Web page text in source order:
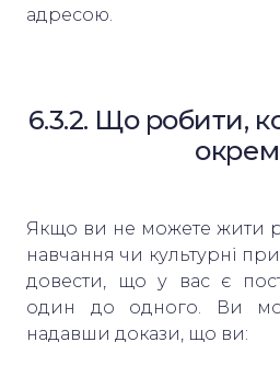
адресою.
6.3.2. Що робити,
Якщо ви не можете жити
навчання чи культурні
довести, що у вас є
один до одного. Ви
надавши докази, що ви: